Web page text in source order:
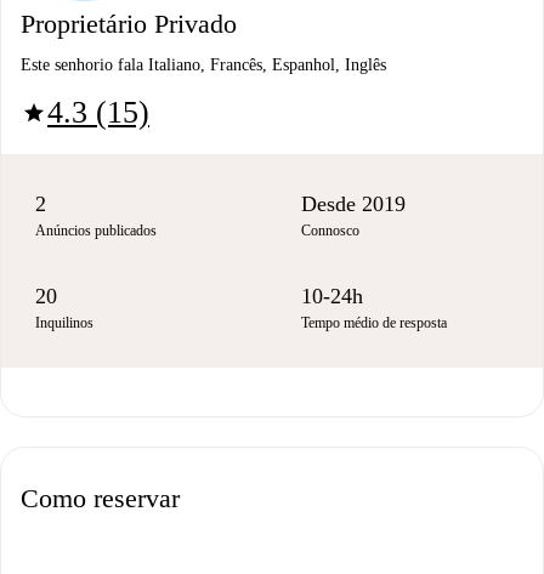
Proprietário Privado
Este senhorio fala Italiano, Francês, Espanhol, Inglês
star4.3 (15)
2
Anúncios publicados
Desde 2019
Connosco
20
Inquilinos
10-24h
Tempo médio de resposta
Como reservar